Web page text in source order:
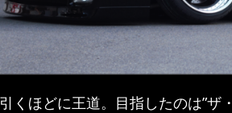
引くほどに王道。目指したのは”ザ